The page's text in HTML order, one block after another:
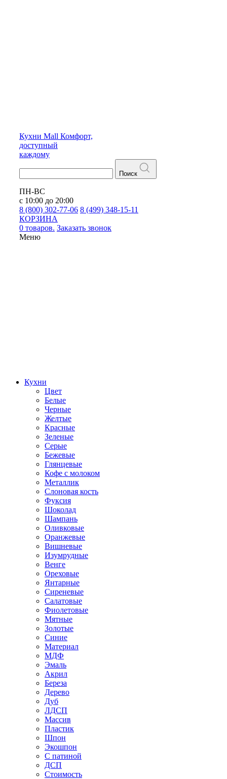
Кухни Mall Комфорт,
доступный
каждому
Поиск
ПН-ВС
с 10:00 до 20:00
8 (800) 302-77-06 8 (499) 348-15-11
КОРЗИНА
0 товаров. Заказать звонок
Меню
Кухни
Цвет
Белые
Черные
Желтые
Красные
Зеленые
Серые
Бежевые
Глянцевые
Кофе с молоком
Металлик
Слоновая кость
Фуксия
Шоколад
Шампань
Оливковые
Оранжевые
Вишневые
Изумрудные
Венге
Ореховые
Янтарные
Сиреневые
Салатовые
Фиолетовые
Мятные
Золотые
Синие
Материал
МДФ
Эмаль
Акрил
Береза
Дерево
Дуб
ЛДСП
Массив
Пластик
Шпон
Экошпон
С патиной
ДСП
Стоимость